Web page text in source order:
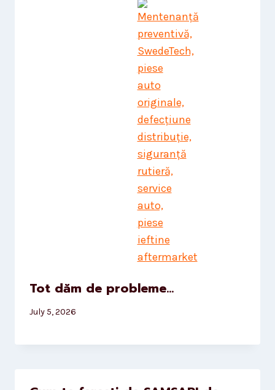
Tot dăm de probleme…
July 5, 2026